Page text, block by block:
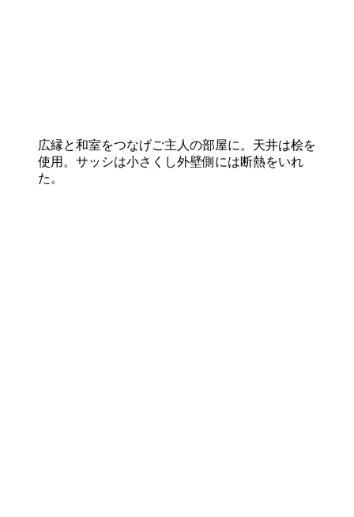
広縁と和室をつなげご主人の部屋に。天井は桧を
使用。サッシは小さくし外壁側には断熱をいれ
た。